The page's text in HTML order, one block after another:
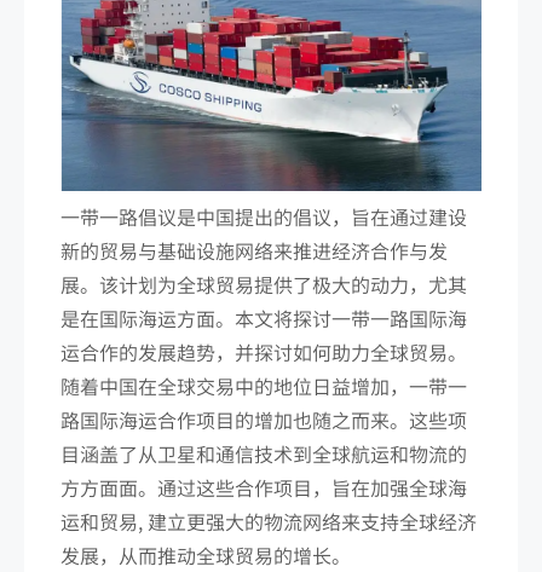
一带一路倡议是中国提出的倡议，旨在通过建设
新的贸易与基础设施网络来推进经济合作与发
展。该计划为全球贸易提供了极大的动力，尤其
是在国际海运方面。本文将探讨一带一路国际海
运合作的发展趋势，并探讨如何助力全球贸易。
随着中国在全球交易中的地位日益增加，一带一
路国际海运合作项目的增加也随之而来。这些项
目涵盖了从卫星和通信技术到全球航运和物流的
方方面面。通过这些合作项目，旨在加强全球海
运和贸易, 建立更强大的物流网络来支持全球经济
发展，从而推动全球贸易的增长。